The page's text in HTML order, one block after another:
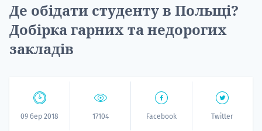
Де обідати студенту в Польщі?
Добірка гарних та недорогих
закладів
09 бер 2018 17104 Facebook Twitter